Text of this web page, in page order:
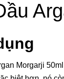
Morgarji